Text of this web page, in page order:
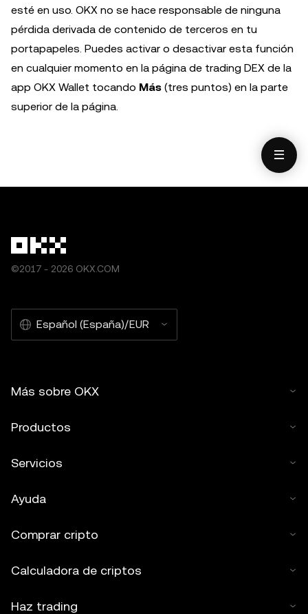
esté en uso. OKX no se hace responsable de ninguna
pérdida derivada de contenido de terceros en tu
portapapeles. Puedes activar o desactivar esta función
en cualquier momento en la página de trading DEX de la
app OKX Wallet tocando Más (tres puntos) en la parte
superior de la página.
©2017 - 2026 OKX.COM
Español (España)/EUR
Más sobre OKX
Productos
Servicios
Ayuda
Comprar cripto
Calculadora de criptos
Haz trading